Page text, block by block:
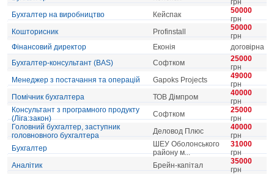
грн
Бухгалтер на виробництво
Кейспак
50000
грн
Кошторисник
Profinstall
50000
грн
Фінансовий директор
Еконія
договірна
Бухгалтер-консультант (ВАS)
Софтком
25000
грн
Менеджер з постачання та операцій
Gapoks Projects
49000
грн
Помічник бухгалтера
ТОВ Дімпром
40000
грн
Консультант з програмного продукту
(Ліга:закон)
Софтком
25000
грн
Головний бухгалтер, заступник
головновного бухгалтера
Деловод Плюс
40000
грн
Бухгалтер
ШЕУ Оболонського
району м...
31000
грн
Аналітик
Брейн-капітал
35000
грн